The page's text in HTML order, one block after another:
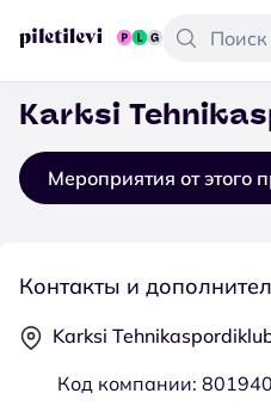
Karksi
Мероприятия от этого
Контакты и
Karksi
Код компании: